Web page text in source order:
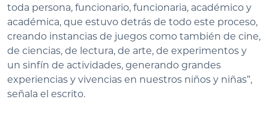
toda persona, funcionario, funcionaria, académico y
académica, que estuvo detrás de todo este proceso,
creando instancias de juegos como también de cine,
de ciencias, de lectura, de arte, de experimentos y
un sinfín de actividades, generando grandes
experiencias y vivencias en nuestros niños y niñas”,
señala el escrito.